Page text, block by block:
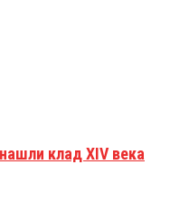
клад XIV века